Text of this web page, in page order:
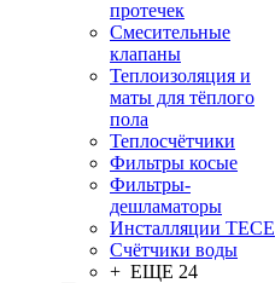
протечек
Смесительные
клапаны
Теплоизоляция и
маты для тёплого
пола
Теплосчётчики
Фильтры косые
Фильтры-
дешламаторы
Инсталляции TECE
Счётчики воды
+ ЕЩЕ 24